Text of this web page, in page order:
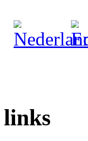
links